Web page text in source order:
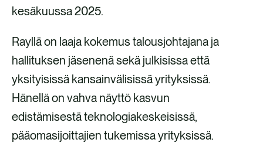
kesäkuussa 2025.
Rayllä on laaja kokemus talousjohtajana ja
hallituksen jäsenenä sekä julkisissa että
yksityisissä kansainvälisissä yrityksissä.
Hänellä on vahva näyttö kasvun
edistämisestä teknologiakeskeisissä,
pääomasijoittajien tukemissa yrityksissä.